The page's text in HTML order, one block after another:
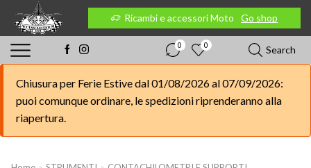
Go shop Ricambi e accessori Moto Go shop
0 0 Search
Chiusura per Ferie Estive dal 01/08/2026 al 07/09/2026:
puoi comunque ordinare, le spedizioni riprenderanno alla
riapertura.